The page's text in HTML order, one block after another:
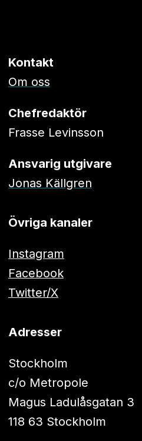
Kontakt
Om oss
Chefredaktör
Frasse Levinsson
Ansvarig utgivare
Jonas Källgren
Övriga kanaler
Instagram
Facebook
Twitter/X
Adresser
Stockholm
c/o Metropole
Magus Ladulåsgatan 3
118 63 Stockholm